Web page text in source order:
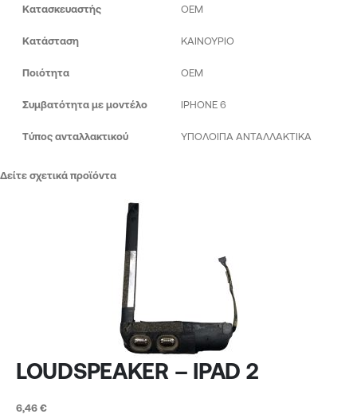
Κατασκευαστής OEM
Κατάσταση ΚΑΙΝΟΥΡΙΟ
Ποιότητα ΟΕΜ
Συμβατότητα με μοντέλο IPHONE 6
Τύπος ανταλλακτικού ΥΠΟΛΟΙΠΑ ΑΝΤΑΛΛΑΚΤΙΚΑ
Δείτε σχετικά προϊόντα
LOUDSPEAKER – IPAD 2
6,46 €